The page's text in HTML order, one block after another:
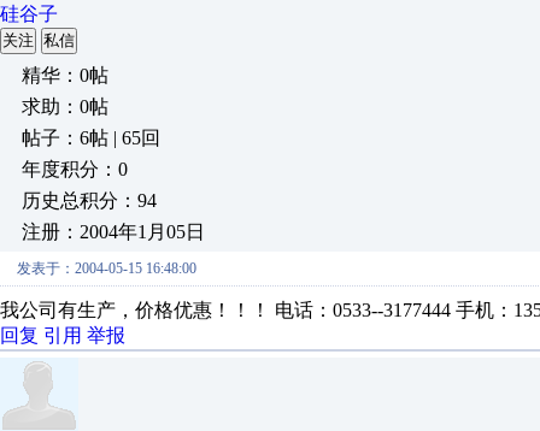
硅谷子
关注 私信
精华：0帖
求助：0帖
帖子：6帖 | 65回
年度积分：0
历史总积分：94
注册：2004年1月05日
发表于：2004-05-15 16:48:00
我公司有生产，价格优惠！！！ 电话：0533--3177444 手机：
回复 引用 举报